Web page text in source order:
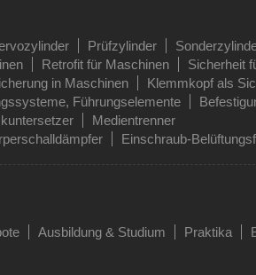
Prüfzylinder
Retrofit für Maschinen
Sicherheit
in Maschinen
Klemmkopf als
Führungselemente
Medientrenner
Einschraub-
Ausbildung & Studium Praktika